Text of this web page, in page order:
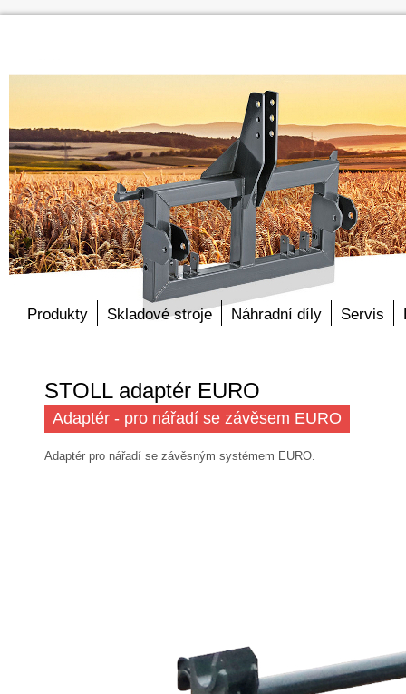
Produkty Skladové stroje Náhradní díly Servis
STOLL adaptér EURO
Adaptér - pro nářadí se závěsem EURO
Adaptér pro nářadí se závěsným systémem EURO.